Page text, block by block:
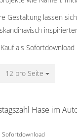
Gestaltung lassen
als
12 pro Seite
pro Seite
Hase im
Sofortdownload